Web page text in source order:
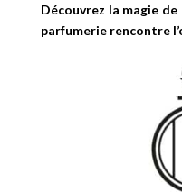
Découvrez la magie
parfumerie rencontre